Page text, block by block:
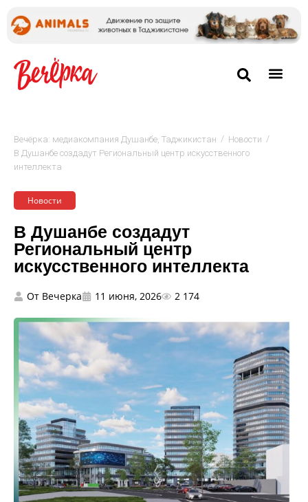
Вечёрка: медиакомпания Душанбе, Таджикистан / Новости /
В Душанбе создадут Региональный центр искусственного
интеллекта
Новости
В Душанбе создадут
Региональный центр
искусственного интеллекта
От Вечерка 11 июня, 2026 2 174